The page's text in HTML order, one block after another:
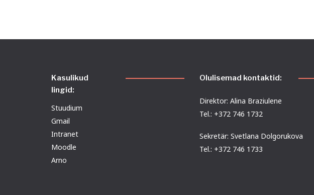
Kasulikud
lingid:
Stuudium
Gmail
Intranet
Moodle
Arno
Olulisemad kontaktid:
Direktor: Alina Braziulene
Tel.: +372 746 1732
Sekretär: Svetlana Dolgorukova
Tel.: +372 746 1733